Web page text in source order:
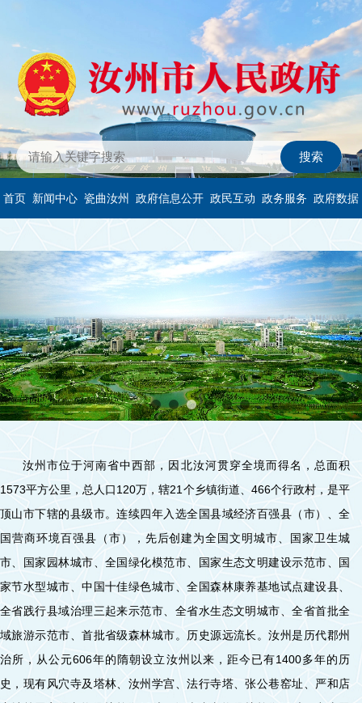
首页 新闻中心 瓷曲汝州 政府信息公开 政民互动 政务服务 政府数据
1 2 3 4 5 6
汝州市位于河南省中西部，因北汝河贯穿全境而得名，总面积
1573平方公里，总人口120万，辖21个乡镇街道、466个行政村，是平
顶山市下辖的县级市。连续四年入选全国县域经济百强县（市）、全
国营商环境百强县（市），先后创建为全国文明城市、国家卫生城
市、国家园林城市、全国绿化模范市、国家生态文明建设示范市、国
家节水型城市、中国十佳绿色城市、全国森林康养基地试点建设县、
全省践行县域治理三起来示范市、全省水生态文明城市、全省首批全
域旅游示范市、首批省级森林城市。历史源远流长。汝州是历代郡州
治所，从公元606年的隋朝设立汝州以来，距今已有1400多年的历
史，现有风穴寺及塔林、汝州学宫、法行寺塔、张公巷窑址、严和店